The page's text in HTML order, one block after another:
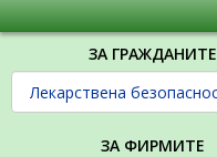
ЗА ГРАЖДАНИТЕ
ЗА ФИРМИТЕ